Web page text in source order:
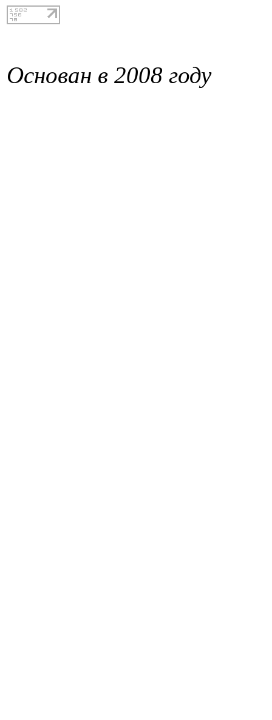
Основан в 2008 году